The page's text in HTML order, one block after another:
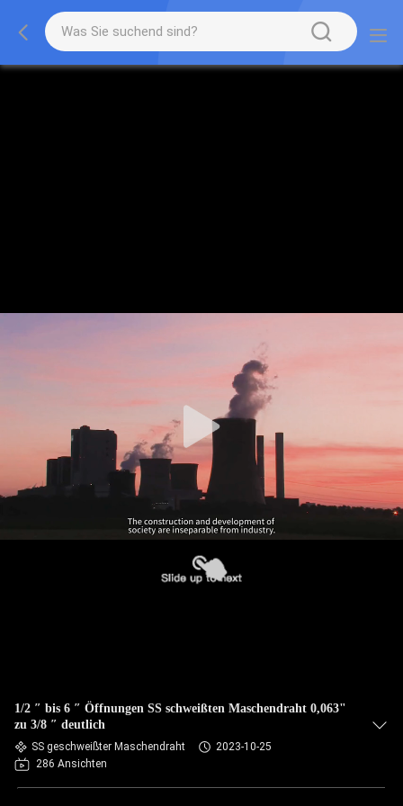
1/2 ″ bis 6 ″ Öffnungen SS schweißten Maschendraht 0,063"
zu 3/8 ″ deutlich
SS geschweißter Maschendraht
2023-10-25
286 Ansichten